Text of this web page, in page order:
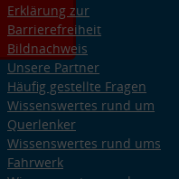
Erklärung zur
Barrierefreiheit
Bildnachweis
Unsere Partner
Häufig gestellte Fragen
Wissenswertes rund um
Querlenker
Wissenswertes rund ums
Fahrwerk